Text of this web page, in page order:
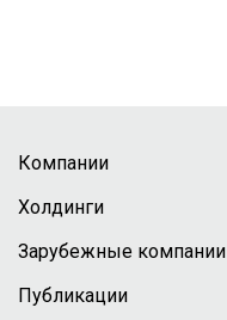
Компании
Холдинги
Зарубежные компании
Публикации